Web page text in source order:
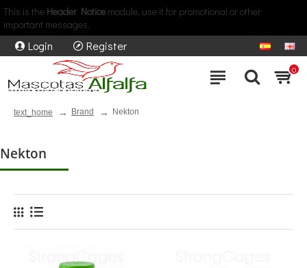
This is the Header Notice module, use it for promotional or other
important messages.
Login Register
0
text_home Brand Nekton
Nekton